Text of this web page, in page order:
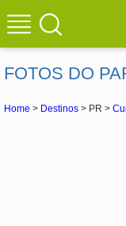
FOTOS DO
Home > Destinos > PR >